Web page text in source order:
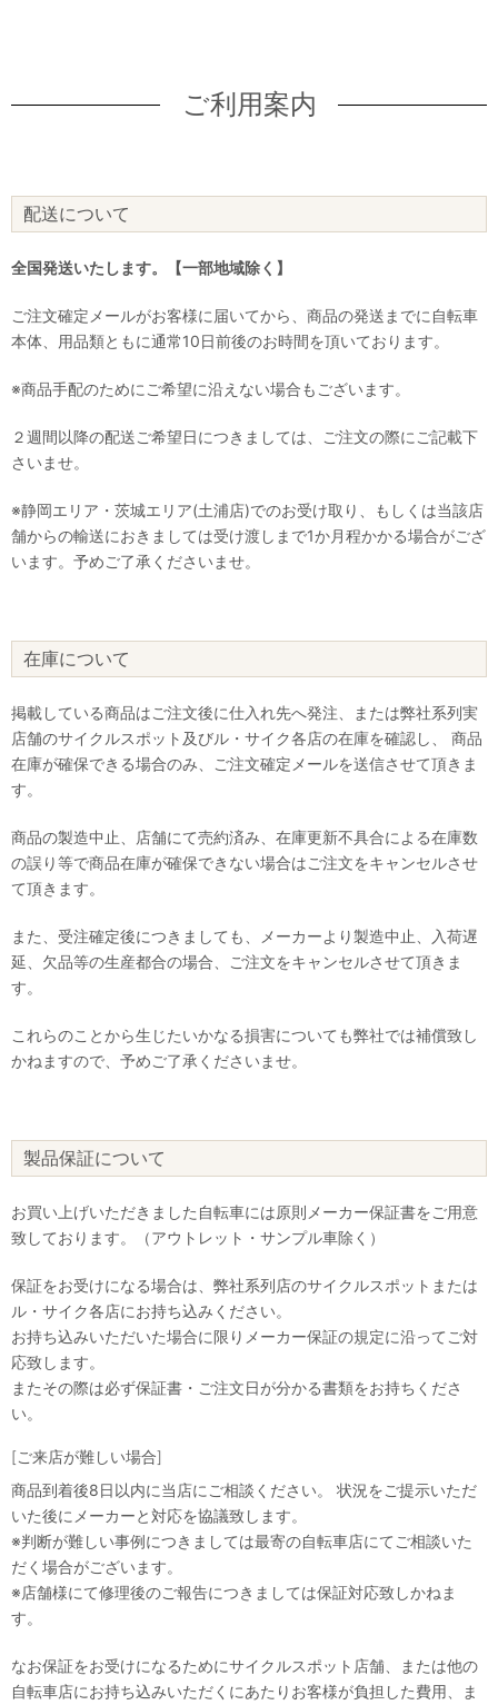
ご利用案内
配送について
全国発送いたします。【一部地域除く】
ご注文確定メールがお客様に届いてから、商品の発送までに自転車
本体、用品類ともに通常10日前後のお時間を頂いております。
※商品手配のためにご希望に沿えない場合もございます。
２週間以降の配送ご希望日につきましては、ご注文の際にご記載下
さいませ。
※静岡エリア・茨城エリア(土浦店)でのお受け取り、もしくは当該店
舗からの輸送におきましては受け渡しまで1か月程かかる場合がござ
います。予めご了承くださいませ。
在庫について
掲載している商品はご注文後に仕入れ先へ発注、または弊社系列実
店舗のサイクルスポット及びル・サイク各店の在庫を確認し、 商品
在庫が確保できる場合のみ、ご注文確定メールを送信させて頂きま
す。
商品の製造中止、店舗にて売約済み、在庫更新不具合による在庫数
の誤り等で商品在庫が確保できない場合はご注文をキャンセルさせ
て頂きます。
また、受注確定後につきましても、メーカーより製造中止、入荷遅
延、欠品等の生産都合の場合、ご注文をキャンセルさせて頂きま
す。
これらのことから生じたいかなる損害についても弊社では補償致し
かねますので、予めご了承くださいませ。
製品保証について
お買い上げいただきました自転車には原則メーカー保証書をご用意
致しております。（アウトレット・サンプル車除く）
保証をお受けになる場合は、弊社系列店のサイクルスポットまたは
ル・サイク各店にお持ち込みください。
お持ち込みいただいた場合に限りメーカー保証の規定に沿ってご対
応致します。
またその際は必ず保証書・ご注文日が分かる書類をお持ちくださ
い。
[ご来店が難しい場合]
商品到着後8日以内に当店にご相談ください。 状況をご提示いただ
いた後にメーカーと対応を協議致します。
※判断が難しい事例につきましては最寄の自転車店にてご相談いた
だく場合がございます。
※店舗様にて修理後のご報告につきましては保証対応致しかねま
す。
なお保証をお受けになるためにサイクルスポット店舗、または他の
自転車店にお持ち込みいただくにあたりお客様が負担した費用、ま